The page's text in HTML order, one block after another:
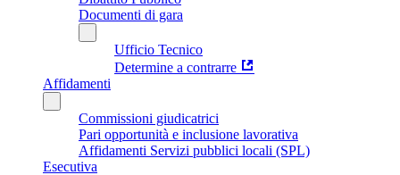
Documenti di gara
Ufficio Tecnico
Determine a contrarre
Affidamenti
Commissioni giudicatrici
Pari opportunità e inclusione lavorativa
Affidamenti Servizi pubblici locali (SPL)
Esecutiva